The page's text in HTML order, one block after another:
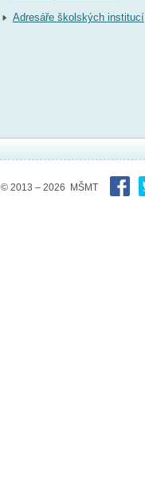
Adresáře školských institucí
© 2013 – 2026 MŠMT